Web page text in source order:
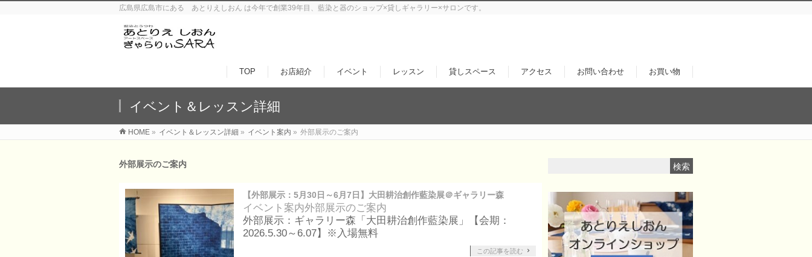
広島県広島市にある あとりえしおん は今年で創業39年目、藍染と器のショップ×貸しギャラリー×サロンです。
TOP お店紹介 イベント レッスン 貸しスペース アクセス お問い合わせ お買い物
イベント＆レッスン詳細
HOME » イベント＆レッスン詳細 » イベント案内 » 外部展示のご案内
外部展示のご案内
【外部展示：5月30日～6月7日】大田耕治創作藍染展＠ギャラリー森
イベント案内外部展示のご案内
外部展示：ギャラリー森「大田耕治創作藍染展」【会期：
2026.5.30～6.07】※入場無料
この記事を読む